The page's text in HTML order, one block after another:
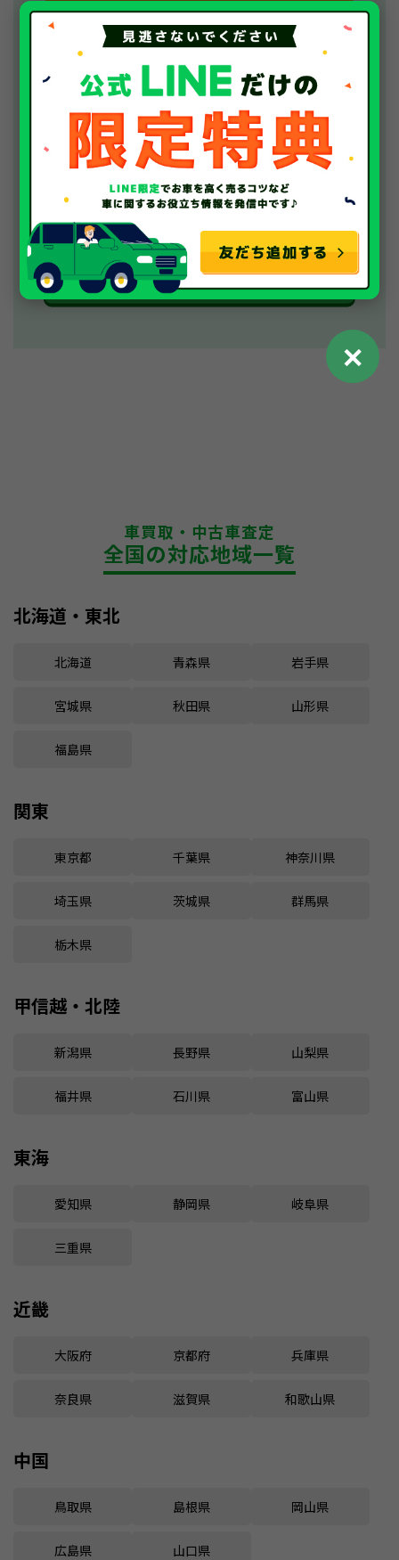
WEBでの査定はこちらから！
24時間受付中！
車買取・中古車査定
全国の対応地域一覧
北海道・東北
北海道 青森県 岩手県
宮城県 秋田県 山形県
福島県
関東
東京都 千葉県 神奈川県
埼玉県 茨城県 群馬県
栃木県
甲信越・北陸
新潟県 長野県 山梨県
福井県 石川県 富山県
東海
愛知県 静岡県 岐阜県
三重県
近畿
大阪府 京都府 兵庫県
奈良県 滋賀県 和歌山県
中国
鳥取県 島根県 岡山県
広島県 山口県
✕